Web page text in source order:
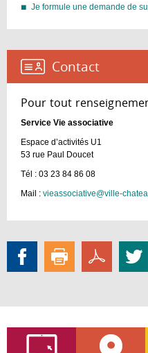
Je formule une demande de
Contact :
Pour tout
Service Vie associative
Espace d’activités U1
53 rue Paul Doucet
Tél : 03 23 84 86 08
Mail : vieassociative@ville-